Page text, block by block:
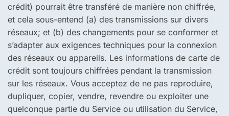
crédit) pourrait être transféré de manière non chiffrée,
et cela sous-entend (a) des transmissions sur divers
réseaux; et (b) des changements pour se conformer et
s’adapter aux exigences techniques pour la connexion
des réseaux ou appareils. Les informations de carte de
crédit sont toujours chiffrées pendant la transmission
sur les réseaux. Vous acceptez de ne pas reproduire,
dupliquer, copier, vendre, revendre ou exploiter une
quelconque partie du Service ou utilisation du Service,